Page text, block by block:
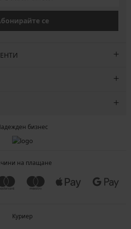
се
бизнес
на плащане
Куриер